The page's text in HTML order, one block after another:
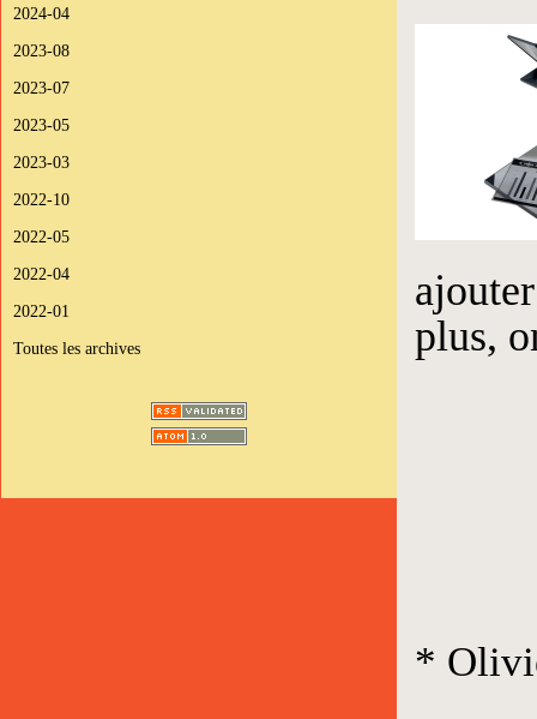
2024-04
2023-08
2023-07
2023-05
2023-03
2022-10
2022-05
2022-04
2022-01
Toutes les archives
plus,
*